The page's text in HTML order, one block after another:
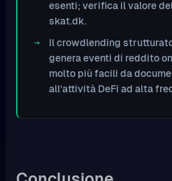
esenti; verifica il valore
skat.dk.
Il crowdlending
genera eventi di reddito
molto più facili da
all’attività DeFi ad alta